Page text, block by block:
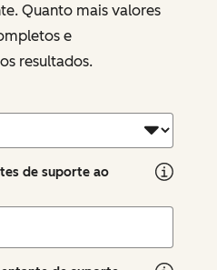
Quanto mais valores
e
resultados.
de suporte ao